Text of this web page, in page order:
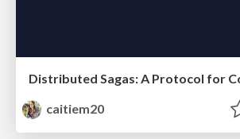
caitiem20